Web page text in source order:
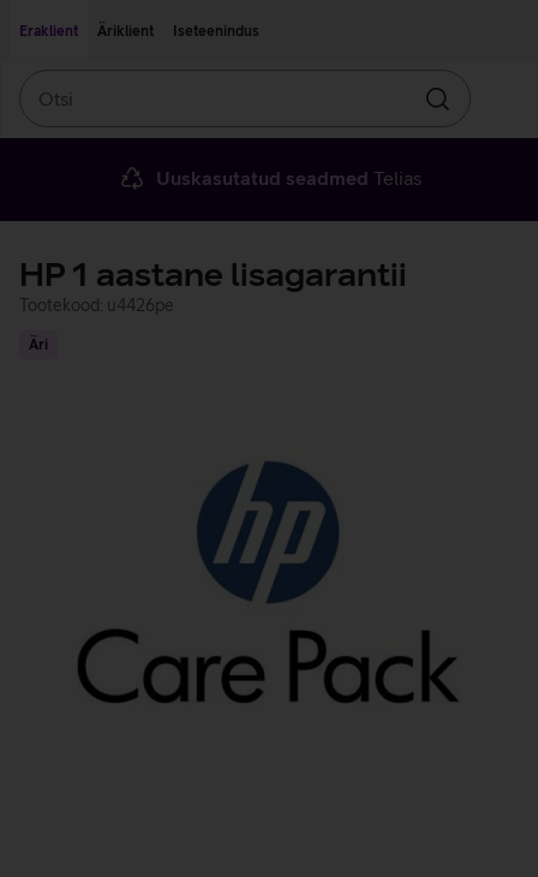
Eraklient
Äriklient Iseteenindus
Otsin
Uuskasutatud seadmed Telias
HP 1 aastane lisagarantii
Tootekood: u4426pe
Äri